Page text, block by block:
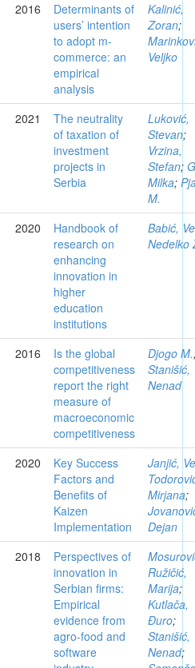
2016
Determinants of
users’ intention
to adopt m-
commerce: an
empirical
analysis
Kalinić,
Zoran;
Veljko
2021
The neutrality
of taxation of
investment
projects in
Serbia
Luković,
Stevan;
Vrzina,
Stefan;
Milka;
M.
2020
Handbook of
research on
enhancing
innovation in
higher
education
institutions
Babić,
Nedelko
2016
Is the global
competitiveness
report the right
measure of
macroeconomic
competitiveness
Djogo M.
Stanišić,
Nenad
2020
Key Success
Factors and
Benefits of
Kaizen
Implementation
Janjić,
Mirjana;
Dejan
2018
Perspectives of
innovation in
Serbian firms:
Empirical
evidence from
agro-food and
software
Ružičić,
Marija;
Kutlača,
Đuro;
Stanišić,
Nenad;